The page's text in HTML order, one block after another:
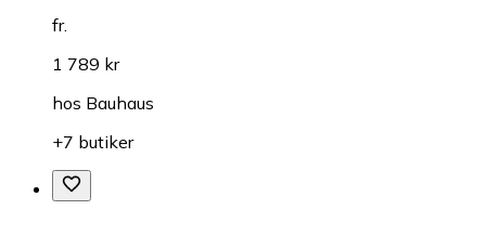
fr.
1 789 kr
hos Bauhaus
+7 butiker